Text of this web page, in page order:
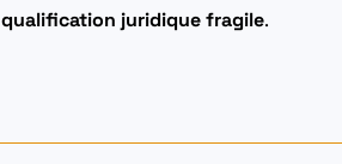
qualification juridique fragile.